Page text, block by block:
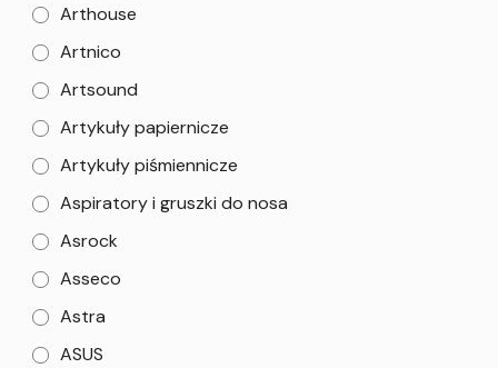
Arthouse
Artnico
Artsound
Artykuły papiernicze
Artykuły piśmiennicze
Aspiratory i gruszki do nosa
Asrock
Asseco
Astra
ASUS